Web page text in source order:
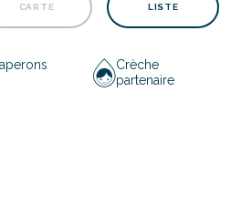
CARTE LISTE
Crèche
partenaire